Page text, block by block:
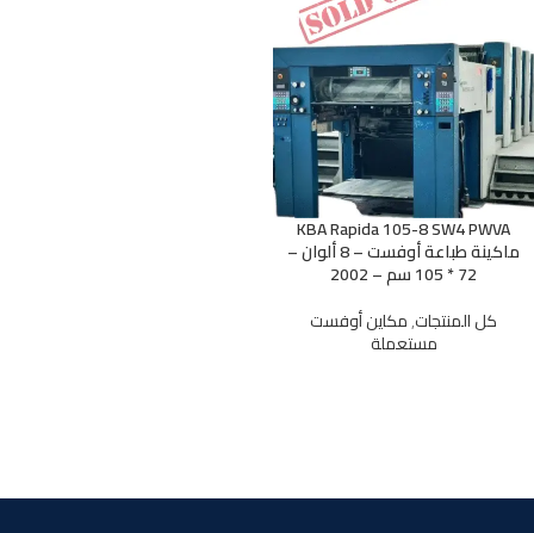
KBA Rapida 105-8 SW4 PWVA
ماكينة طباعة أوفست – 8 ألوان –
72 * 105 سم – 2002
كل المنتجات,مكاين أوفست
مستعملة